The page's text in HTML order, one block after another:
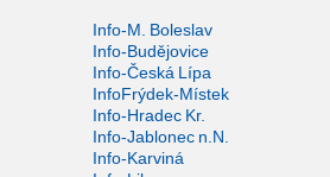
Info-M. Boleslav
Info-Budějovice
Info-Česká Lípa
InfoFrýdek-Místek
Info-Hradec Kr.
Info-Jablonec n.N.
Info-Karviná